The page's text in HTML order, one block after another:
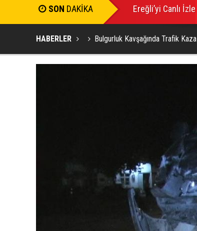
SON DAKİKA Ereğli’yi Canlı İzle
HABERLER Bulgurluk Kavşağında Trafik Kaza